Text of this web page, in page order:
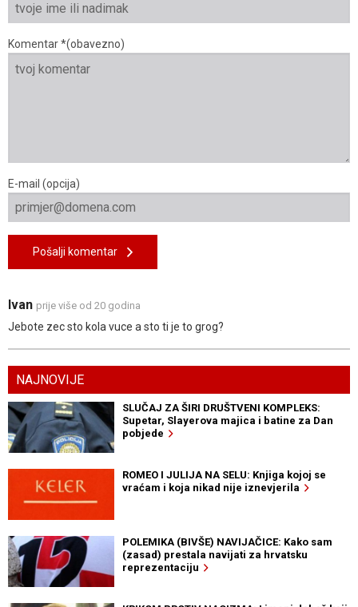
Komentar *(obavezno)
E-mail (opcija)
Pošalji komentar
Ivan prije više od 20 godina
Jebote zec sto kola vuce a sto ti je to grog?
NAJNOVIJE
SLUČAJ ZA ŠIRI DRUŠTVENI KOMPLEKS:
Supetar, Slayerova majica i batine za Dan
pobjede
ROMEO I JULIJA NA SELU: Knjiga kojoj se
vraćam i koja nikad nije iznevjerila
POLEMIKA (BIVŠE) NAVIJAČICE: Kako sam
(zasad) prestala navijati za hrvatsku
reprezentaciju